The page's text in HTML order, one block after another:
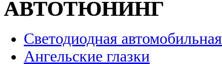
АВТОТЮНИНГ
Светодиодная
Ангельские глазки